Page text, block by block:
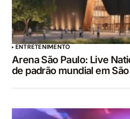
ENTRETENIMENTO
Arena São Paulo: Live
de padrão mundial em